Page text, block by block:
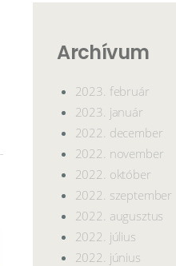
Archívum
2023. február
2023. január
2022. december
2022. november
2022. október
2022. szeptember
2022. augusztus
2022. július
2022. június